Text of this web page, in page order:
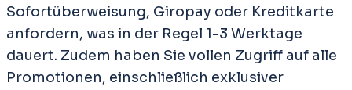
Sofortüberweisung, Giropay oder Kreditkarte
anfordern, was in der Regel 1-3 Werktage
dauert. Zudem haben Sie vollen Zugriff auf alle
Promotionen, einschließlich exklusiver